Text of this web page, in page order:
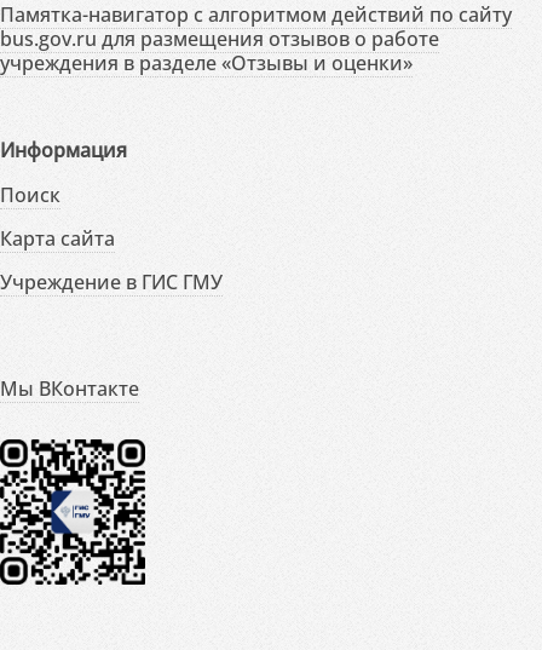
Памятка-навигатор с алгоритмом действий по сайту
bus.gov.ru для размещения отзывов о работе
учреждения в разделе «Отзывы и оценки»
Информация
Поиск
Карта сайта
Учреждение в ГИС ГМУ
Мы ВКонтакте